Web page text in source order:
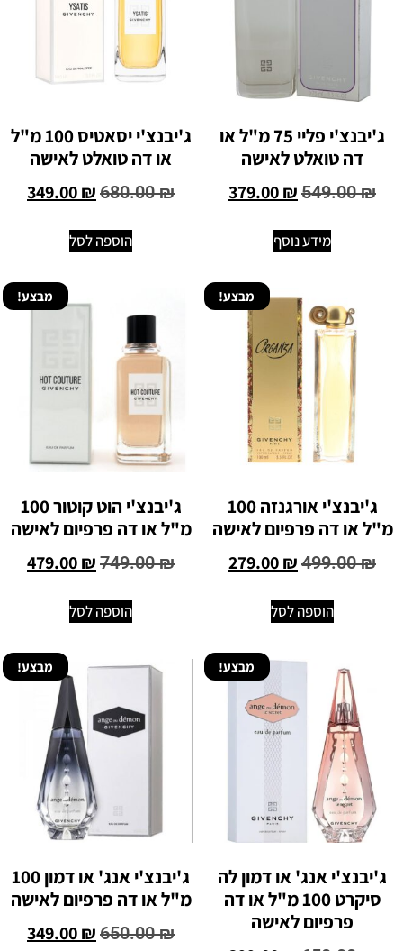
ג'יבנצ'י פליי 75 מ"ל או
דה טואלט לאישה
549.00₪
379.00₪
מידע נוסף
ג'יבנצ'י יסאטיס 100 מ"ל
או דה טואלט לאישה
680.00₪
349.00₪
הוספה לסל
מבצע!
ג'יבנצ'י אורגנזה 100
מ"ל או דה פרפיום לאישה
499.00₪
279.00₪
הוספה לסל
מבצע!
ג'יבנצ'י הוט קוטור 100
מ"ל או דה פרפיום לאישה
749.00₪
479.00₪
הוספה לסל
מבצע!
ג'יבנצ'י אנג' או דמון לה
סיקרט 100 מ"ל או דה
פרפיום לאישה
מבצע!
ג'יבנצ'י אנג' או דמון 100
מ"ל או דה פרפיום לאישה
650.00₪
349.00₪